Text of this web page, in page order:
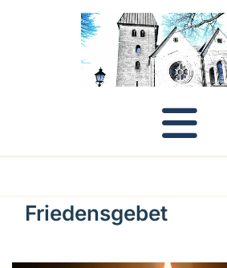
Friedensgebet